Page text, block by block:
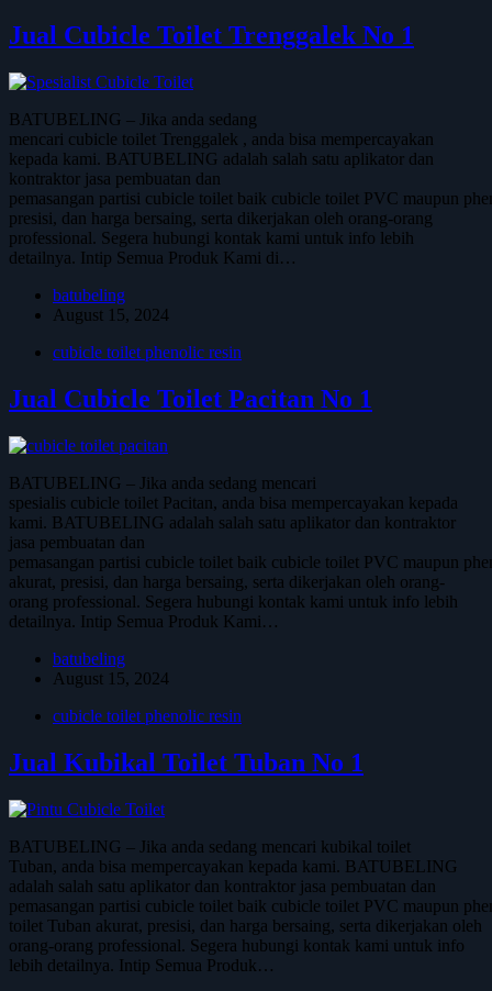
Jual Cubicle Toilet Trenggalek No 1
BATUBELING – Jika anda sedang
mencari cubicle toilet Trenggalek , anda bisa mempercayakan
kepada kami. BATUBELING adalah salah satu aplikator dan
kontraktor jasa pembuatan dan
pemasangan partisi cubicle toilet baik cubicle toilet PVC maupun
presisi, dan harga bersaing, serta dikerjakan oleh orang-orang
professional. Segera hubungi kontak kami untuk info lebih
detailnya. Intip Semua Produk Kami di…
batubeling
August 15, 2024
cubicle toilet phenolic resin
Jual Cubicle Toilet Pacitan No 1
BATUBELING – Jika anda sedang mencari
spesialis cubicle toilet Pacitan, anda bisa mempercayakan kepada
kami. BATUBELING adalah salah satu aplikator dan kontraktor
jasa pembuatan dan
pemasangan partisi cubicle toilet baik cubicle toilet PVC maupun
akurat, presisi, dan harga bersaing, serta dikerjakan oleh orang-
orang professional. Segera hubungi kontak kami untuk info lebih
detailnya. Intip Semua Produk Kami…
batubeling
August 15, 2024
cubicle toilet phenolic resin
Jual Kubikal Toilet Tuban No 1
BATUBELING – Jika anda sedang mencari kubikal toilet
Tuban, anda bisa mempercayakan kepada kami. BATUBELING
adalah salah satu aplikator dan kontraktor jasa pembuatan dan
pemasangan partisi cubicle toilet baik cubicle toilet PVC maupun
toilet Tuban akurat, presisi, dan harga bersaing, serta dikerjakan oleh
orang-orang professional. Segera hubungi kontak kami untuk info
lebih detailnya. Intip Semua Produk…